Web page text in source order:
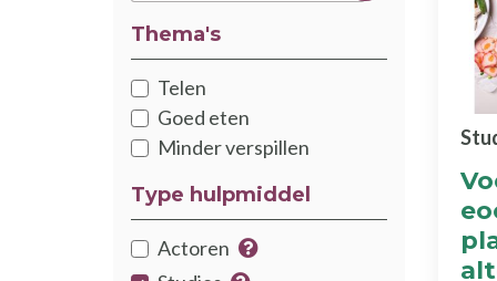
Thema's
Thématiques
Telen
Goed eten
Minder verspillen
Type hulpmiddel
typeActoren